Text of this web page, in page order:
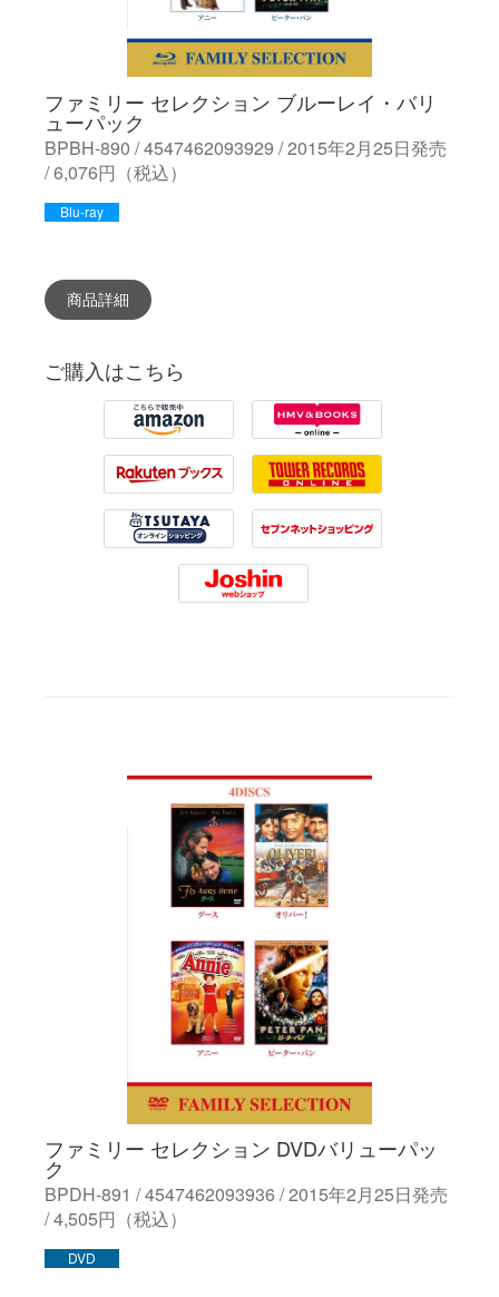
ファミリー セレクション ブルーレイ・バリ
ューパック
BPBH-890 / 4547462093929 / 2015年2月25日発売
/ 6,076円（税込）
Blu-ray
商品詳細
ご購入はこちら
Amazon HMV
Rakuten Tower Records
Tsutaya 7net
Joshin
ファミリー セレクション DVDバリューパッ
ク
BPDH-891 / 4547462093936 / 2015年2月25日発売
/ 4,505円（税込）
DVD